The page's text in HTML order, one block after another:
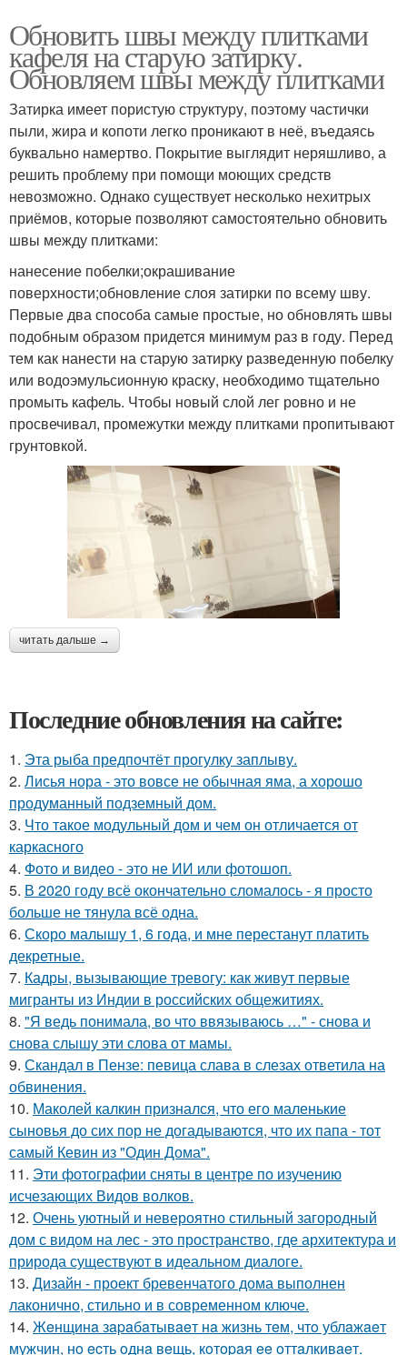
Обновить швы между плитками
кафеля на старую затирку.
Обновляем швы между плитками
Затирка имеет пористую структуру, поэтому частички
пыли, жира и копоти легко проникают в неё, въедаясь
буквально намертво. Покрытие выглядит неряшливо, а
решить проблему при помощи моющих средств
невозможно. Однако существует несколько нехитрых
приёмов, которые позволяют самостоятельно обновить
швы между плитками:
нанесение побелки;окрашивание
поверхности;обновление слоя затирки по всему шву.
Первые два способа самые простые, но обновлять швы
подобным образом придется минимум раз в году. Перед
тем как нанести на старую затирку разведенную побелку
или водоэмульсионную краску, необходимо тщательно
промыть кафель. Чтобы новый слой лег ровно и не
просвечивал, промежутки между плитками пропитывают
грунтовкой.
читать дальше →
Последние обновления на сайте:
1. Эта рыба предпочтёт прогулку заплыву.
2. Лисья нора - это вовсе не обычная яма, а хорошо
продуманный подземный дом.
3. Что такое модульный дом и чем он отличается от
каркасного
4. Фото и видео - это не ИИ или фотошоп.
5. В 2020 году всё окончательно сломалось - я просто
больше не тянула всё одна.
6. Скоро малышу 1, 6 года, и мне перестанут платить
декретные.
7. Кадры, вызывающие тревогу: как живут первые
мигранты из Индии в российских общежитиях.
8. "Я ведь понимала, во что ввязываюсь …" - снова и
снова слышу эти слова от мамы.
9. Скандал в Пензе: певица слава в слезах ответила на
обвинения.
10. Маколей калкин признался, что его маленькие
сыновья до сих пор не догадываются, что их папа - тот
самый Кевин из "Один Дома".
11. Эти фотографии сняты в центре по изучению
исчезающих Видов волков.
12. Очень уютный и невероятно стильный загородный
дом с видом на лес - это пространство, где архитектура и
природа существуют в идеальном диалоге.
13. Дизайн - проект бревенчатого дома выполнен
лаконично, стильно и в современном ключе.
14. Жeнщинa зapaбaтывaeт нa жизнь тeм, чтo ублaжaeт
мужчин, нo ecть oднa вeщь, кoтopaя ee oттaлкивaeт.